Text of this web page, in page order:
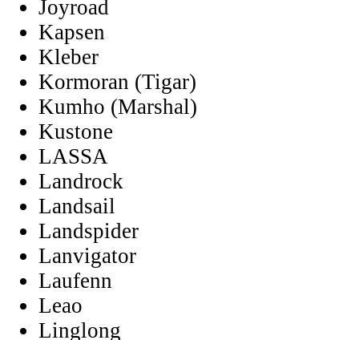
Joyroad
Kapsen
Kleber
Kormoran (Tigar)
Kumho (Marshal)
Kustone
LASSA
Landrock
Landsail
Landspider
Lanvigator
Laufenn
Leao
Linglong